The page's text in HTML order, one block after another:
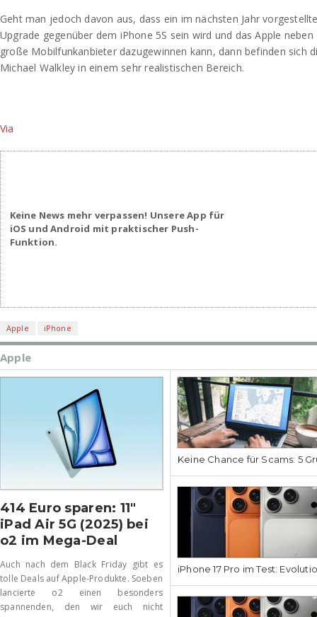
Geht man jedoch davon aus, dass ein im nächsten Jahr
Upgrade gegenüber dem iPhone 5S sein wird und das Apple
große Mobilfunkanbieter dazugewinnen kann, dann befinden sich
Michael Walkley in einem sehr realistischen Bereich.
Via
Keine News mehr verpassen! Unsere App für
iOS und Android mit praktischer Push-
Funktion.
Apple iPhone
Apple
414 Euro sparen: 11″
iPad Air 5G (2025) bei
o2 im Mega-Deal
Auch nach dem Black Friday gibt es
tolle Deals auf Apple-Produkte. Soeben
lancierte o2 einen besonders
spannenden, den wir euch nicht
Keine Chance für Scams: 5
iPhone 17 Pro im Test: